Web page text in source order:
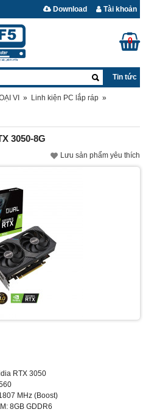
Tài khoản
Download
0
Tin tức
VI » Linh kiện PC lắp ráp »
3050-8G
Lưu sản phẩm yêu thích
RTX 3050
MHz (Boost)
8GB GDDR6